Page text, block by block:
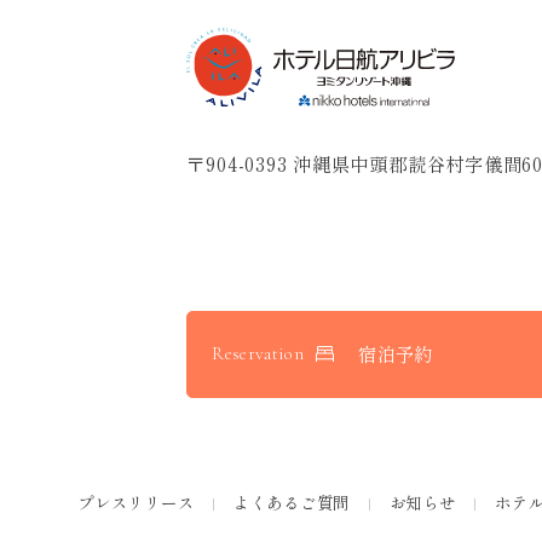
〒904-0393 沖縄県中頭郡読谷村字儀間
Reservation 宿泊予約
プレスリリース よくあるご質問 お知らせ ホテ